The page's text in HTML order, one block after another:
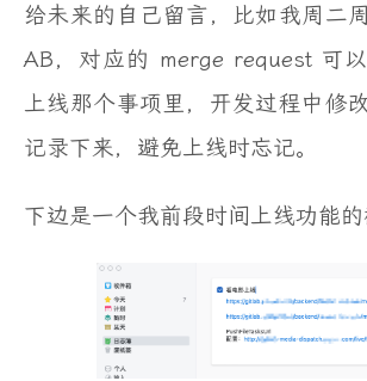
给未来的自己留言，比如我周二
AB，对应的 merge request 可
上线那个事项里，开发过程中修
记录下来，避免上线时忘记。
下边是一个我前段时间上线功能的